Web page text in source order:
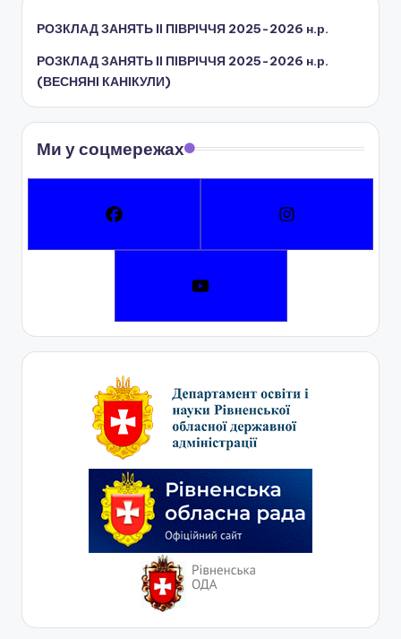
н
ї
р
д
РОЗКЛАД ЗАНЯТЬ IІ ПІВРІЧЧЯ 2025-2026 н.р.
РОЗКЛАД ЗАНЯТЬ IІ ПІВРІЧЧЯ 2025-2026 н.р.
(ВЕСНЯНІ КАНІКУЛИ)
Ми у соцмережах